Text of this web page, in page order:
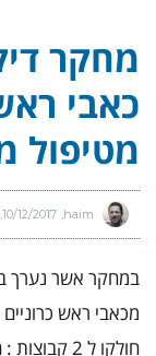
מחקר
כאבי
מטיפול
10/12/2017
במחקר אשר נערך
מכאבי ראש
חולקו ל 2